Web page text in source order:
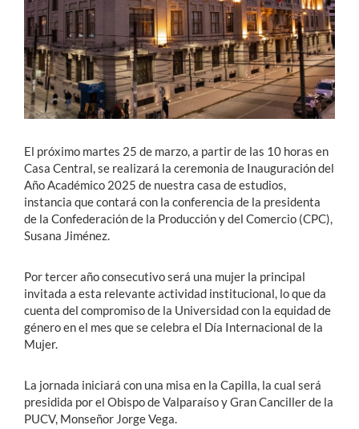
Funcionarios
Alumni
English
El próximo martes 25 de marzo, a partir de las 10 horas en
Casa Central, se realizará la ceremonia de Inauguración del
Año Académico 2025 de nuestra casa de estudios,
instancia que contará con la conferencia de la presidenta
de la Confederación de la Producción y del Comercio (CPC),
Susana Jiménez.
Por tercer año consecutivo será una mujer la principal
invitada a esta relevante actividad institucional, lo que da
cuenta del compromiso de la Universidad con la equidad de
género en el mes que se celebra el Día Internacional de la
Mujer.
La jornada iniciará con una misa en la Capilla, la cual será
presidida por el Obispo de Valparaíso y Gran Canciller de la
PUCV, Monseñor Jorge Vega.